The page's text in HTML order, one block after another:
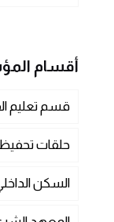
أقسام
قسم تعليم
حلقات
السكن